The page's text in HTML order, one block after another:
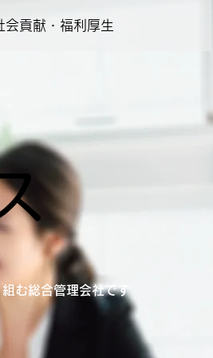
会貢献・福利厚生
む総合管理会社です